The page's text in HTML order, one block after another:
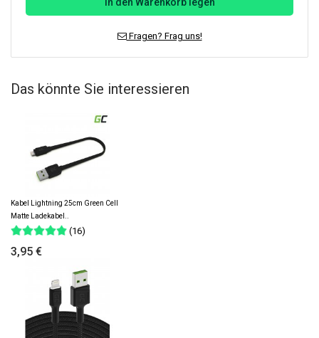
Fragen? Frag uns!
Das könnte Sie interessieren
Kabel Lightning 25cm Green Cell
Matte Ladekabel..
(16)
3,95 €